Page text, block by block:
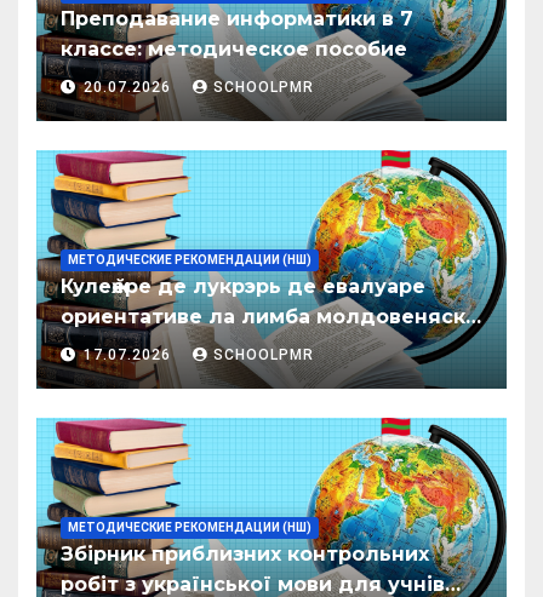
Преподавание информатики в 7
классе: методическое пособие
20.07.2026 SCHOOLPMR
МЕТОДИЧЕСКИЕ РЕКОМЕНДАЦИИ (НШ)
Кулеӂере де лукрэрь де евалуаре
ориентативе ла лимба молдовеняскэ
пентру елевий класелор примаре але
организациилор де ынвэцэмынт
17.07.2026 SCHOOLPMR
МЕТОДИЧЕСКИЕ РЕКОМЕНДАЦИИ (НШ)
Збірник приблизних контрольних
робіт з української мови для учнів